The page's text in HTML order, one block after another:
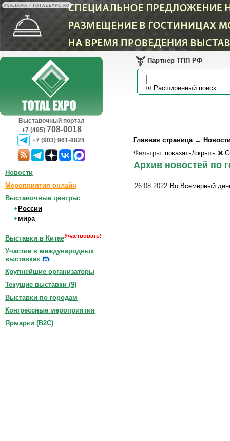
РЕКЛАМА • TOTALEXPO.RU
Выставочный портал
+7 (495) 708-0018
+7 (903) 961-8824
Партнер ТПП РФ
Расширенный поиск
Главная страница→
Фильтры: показать/скрыть
Архив новостей по
26.08.2022 Во Всемирный
Новости
Мероприятия онлайн
Выставочные центры:
России
мира
Выставки в КитаеУчаствовать!
Участие в международных
выставках
Крупнейшие организаторы
Текущие выставки (9)
Выставки по городам
Конгрессные мероприятия
Ярмарки (B2C)